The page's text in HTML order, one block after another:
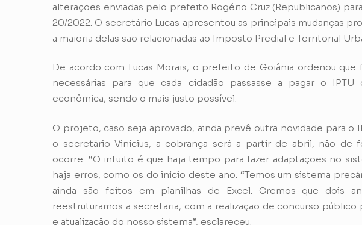
alterações enviadas pelo prefeito Rogério Cruz (Republicanos)
20/2022. O secretário Lucas apresentou as principais mudanças
a maioria delas são relacionadas ao Imposto Predial e Territorial
De acordo com Lucas Morais, o prefeito de Goiânia ordenou
necessárias para que cada cidadão passasse a pagar o
econômica, sendo o mais justo possível.
O projeto, caso seja aprovado, ainda prevê outra novidade para o
o secretário Vinícius, a cobrança será a partir de abril, não de
ocorre. “O intuito é que haja tempo para fazer adaptações no
haja erros, como os do início deste ano. “Temos um sistema
ainda são feitos em planilhas de Excel. Cremos que dois
reestruturamos a secretaria, com a realização de concurso público
e atualização do nosso sistema”, esclareceu.